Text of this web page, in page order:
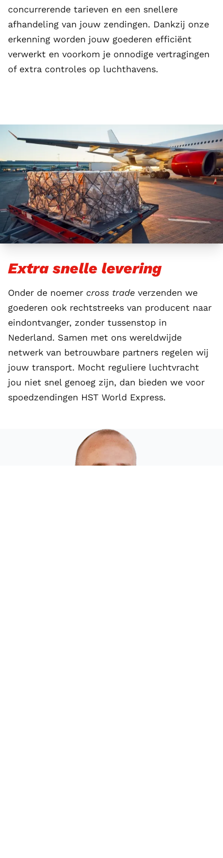
concurrerende tarieven en een snellere
afhandeling van jouw zendingen. Dankzij onze
erkenning worden jouw goederen efficiënt
verwerkt en voorkom je onnodige vertragingen
of extra controles op luchthavens.
Extra snelle levering
Onder de noemer cross trade verzenden we
goederen ook rechtstreeks van producent naar
eindontvanger, zonder tussenstop in
Nederland. Samen met ons wereldwijde
netwerk van betrouwbare partners regelen wij
jouw transport. Mocht reguliere luchtvracht
jou niet snel genoeg zijn, dan bieden we voor
spoedzendingen HST World Express.